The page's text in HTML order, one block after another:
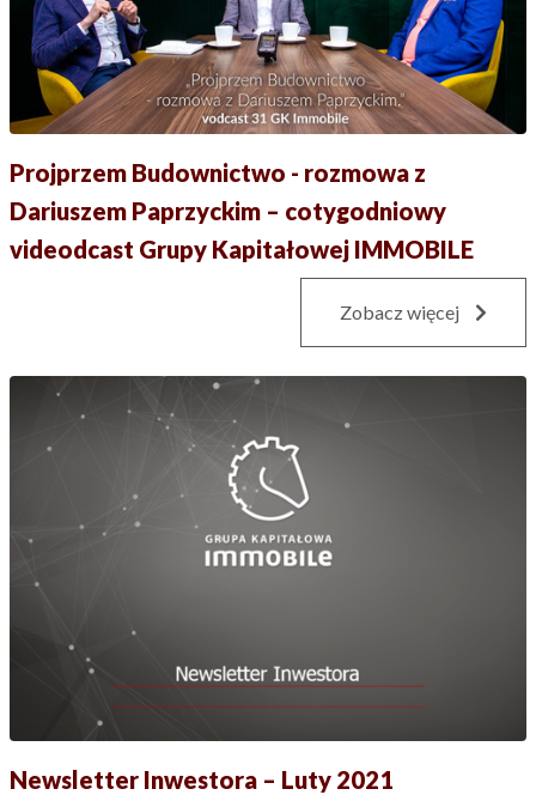
Projprzem Budownictwo - rozmowa z
Dariuszem Paprzyckim – cotygodniowy
videodcast Grupy Kapitałowej IMMOBILE
Zobacz więcej
Newsletter Inwestora – Luty 2021